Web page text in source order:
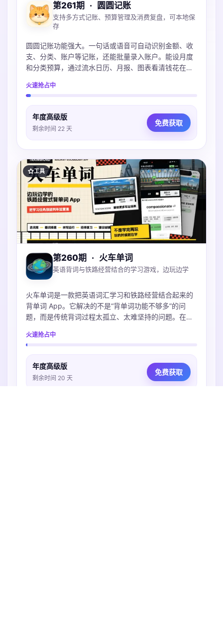
第261期 · 圆圆记账
支持多方式记账、预算管理及消费复盘，可本地保
存
圆圆记账功能强大。一句话或语音可自动识别金额、收
支、分类、账户等记账，还能批量录入账户。能设月度
和分类预算，通过流水日历、月报、图表看清钱花在
导入多种账单，微信支付宝Excel都支持。
火速抢占中
年度高级版
剩余时间 22 天
免费获取
工具
第260期 · 火车单词
英语背词与铁路经营结合的学习游戏，边玩边学
火车单词是一款把英语词汇学习和铁路经营结合起来的
背单词 App。它解决的不是“背单词功能不够多”的问
题，而是传统背词过程太孤立、太难坚持的问题。在
习来完成不同学习任务；这些任务会对应列车运营、经
到：今天不是只完成了几个单词数字，而是在推进自己
的铁路世界。
火速抢占中
年度高级版
剩余时间 20 天
免费获取